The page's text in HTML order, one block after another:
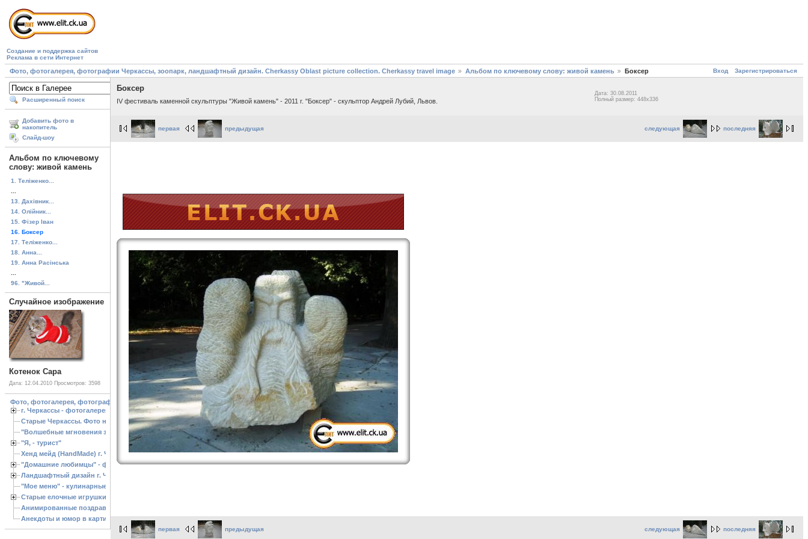
Создание и поддержка сайтов
Реклама в сети Интернет
Вход
Зарегистрироваться
Фото, фотогалерея, фотографии Черкассы, зоопарк, ландшафтный дизайн. Cherkassy Oblast picture collection. Cherkassy travel image Альбом по ключевому слову: живой камень Боксер
Расширенный поиск
Добавить фото в
накопитель
Слайд-шоу
Альбом по ключевому
слову: живой камень
1. Теліженко...
13. Дахівник...
14. Олійник...
15. Фізер Іван
16. Боксер
17. Теліженко...
18. Анна...
19. Анна Расінська
96. "Живой...
Случайное изображение
Котенок Сара
Дата: 12.04.2010 Просмотров: 3598
Фото, фотогалерея, фотографии Черкассы, зоопарк, ландшафтный дизайн. Cherkassy Oblast picture collection. Cherkassy travel image
г. Черкассы - фотогалерея
Старые Черкассы. Фото начало ХХ ст.
"Волшебные мгновения зимы"
"Я, - турист"
Хенд мейд (HandMade) г. Черкассы, - изделия ручной работы
"Домашние любимцы" - фото
Ландшафтный дизайн г. Черкассы
"Мое меню" - кулинарные рецепты
Старые елочные игрушки
Анимированные поздравления с Новым 2013 годом
Анекдоты и юмор в картинках
Боксер
IV фестиваль каменной скульптуры "Живой камень" - 2011 г. "Боксер" - скульптор Андрей Лубий, Львов.
Дата: 30.08.2011
Полный размер: 448x336
следующая последняя
первая предыдущая
следующая последняя
первая предыдущая